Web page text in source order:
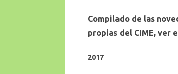
Compilado de las
propias del CIME, ver
2017